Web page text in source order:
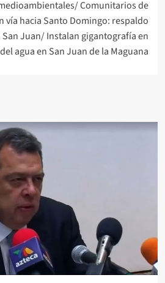
Comunitarios de
vía hacia Santo Domingo: respaldo
Juan/ Instalan gigantografía en
agua en San Juan de la Maguana